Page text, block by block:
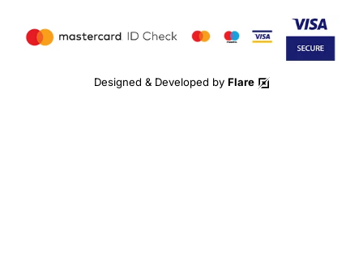
Designed & Developed by Flare